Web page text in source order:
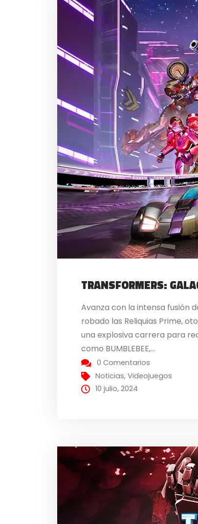
TRANSFORMERS:
Avanza con la intensa fusión
robado las Reliquias Prime,
una explosiva carrera para
como BUMBLEBEE,...
0 Comentarios
Noticias,Videojuegos
10 julio, 2024